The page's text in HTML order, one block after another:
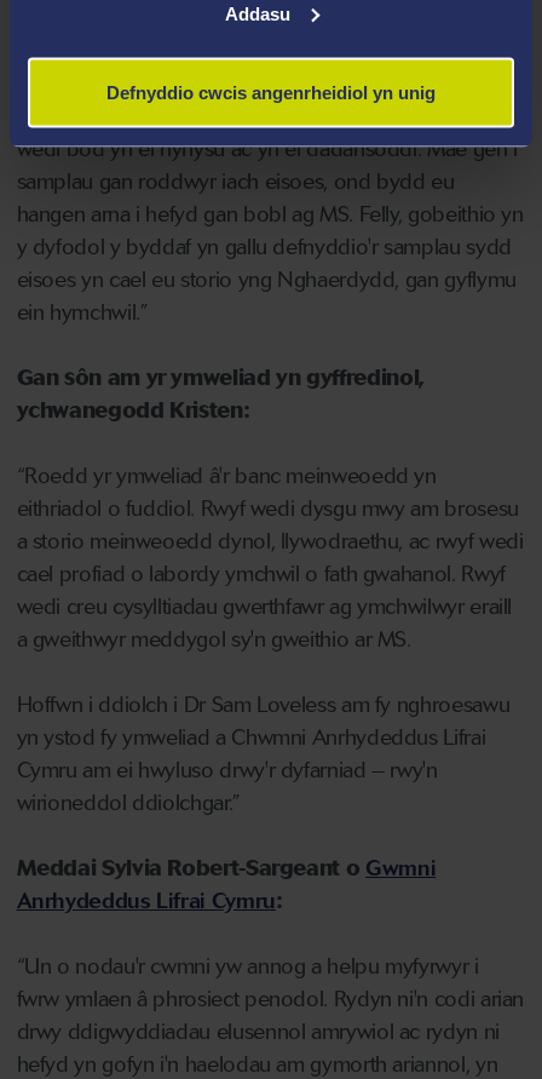
Addasu
Defnyddio cwcis angenrheidiol yn unig
Yn ogystal, dysgais i fod y banc meinweoedd yn
wedi bod yn ei hynysu ac yn ei dadansoddi. Mae gen i
samplau gan roddwyr iach eisoes, ond bydd eu
hangen arna i hefyd gan bobl ag MS. Felly, gobeithio yn
y dyfodol y byddaf yn gallu defnyddio'r samplau sydd
eisoes yn cael eu storio yng Nghaerdydd, gan gyflymu
ein hymchwil.”
Gan sôn am yr ymweliad yn gyffredinol,
ychwanegodd Kristen:
“Roedd yr ymweliad â'r banc meinweoedd yn
eithriadol o fuddiol. Rwyf wedi dysgu mwy am brosesu
a storio meinweoedd dynol, llywodraethu, ac rwyf wedi
cael profiad o labordy ymchwil o fath gwahanol. Rwyf
wedi creu cysylltiadau gwerthfawr ag ymchwilwyr eraill
a gweithwyr meddygol sy'n gweithio ar MS.
Hoffwn i ddiolch i Dr Sam Loveless am fy nghroesawu
yn ystod fy ymweliad a Chwmni Anrhydeddus Lifrai
Cymru am ei hwyluso drwy'r dyfarniad – rwy'n
wirioneddol ddiolchgar.”
Meddai Sylvia Robert-Sargeant o Gwmni
Anrhydeddus Lifrai Cymru:
“Un o nodau'r cwmni yw annog a helpu myfyrwyr i
fwrw ymlaen â phrosiect penodol. Rydyn ni'n codi arian
drwy ddigwyddiadau elusennol amrywiol ac rydyn ni
hefyd yn gofyn i'n haelodau am gymorth ariannol, yn